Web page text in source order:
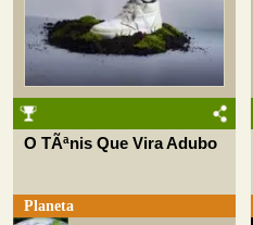
O TÃªnis Que Vira Adubo
Planeta